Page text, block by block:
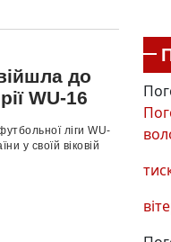
до
WU-16
ліги WU-
у своїй віковій